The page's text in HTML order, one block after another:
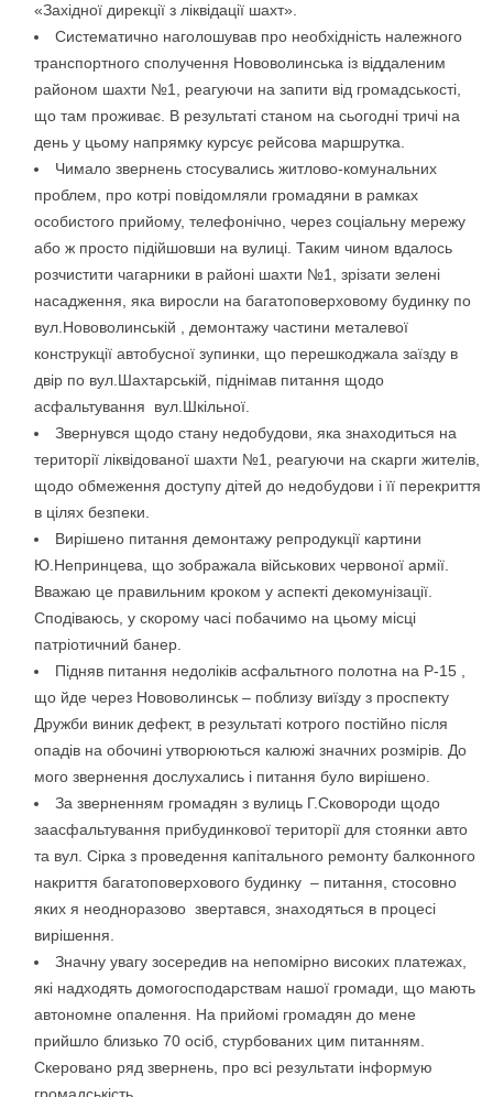
«Західної дирекції з ліквідації шахт».
Систематично наголошував про необхідність належного
транспортного сполучення Нововолинська із віддаленим
районом шахти №1, реагуючи на запити від громадськості,
що там проживає. В результаті станом на сьогодні тричі на
день у цьому напрямку курсує рейсова маршрутка.
Чимало звернень стосувались житлово-комунальних
проблем, про котрі повідомляли громадяни в рамках
особистого прийому, телефонічно, через соціальну мережу
або ж просто підійшовши на вулиці. Таким чином вдалось
розчистити чагарники в районі шахти №1, зрізати зелені
насадження, яка виросли на багатоповерховому будинку по
вул.Нововолинській , демонтажу частини металевої
конструкції автобусної зупинки, що перешкоджала заїзду в
двір по вул.Шахтарській, піднімав питання щодо
асфальтування вул.Шкільної.
Звернувся щодо стану недобудови, яка знаходиться на
території ліквідованої шахти №1, реагуючи на скарги жителів,
щодо обмеження доступу дітей до недобудови і її перекриття
в цілях безпеки.
Вирішено питання демонтажу репродукції картини
Ю.Непринцева, що зображала військових червоної армії.
Вважаю це правильним кроком у аспекті декомунізації.
Сподіваюсь, у скорому часі побачимо на цьому місці
патріотичний банер.
Підняв питання недоліків асфальтного полотна на Р-15 ,
що йде через Нововолинськ – поблизу виїзду з проспекту
Дружби виник дефект, в результаті котрого постійно після
опадів на обочині утворюються калюжі значних розмірів. До
мого звернення дослухались і питання було вирішено.
За зверненням громадян з вулиць Г.Сковороди щодо
заасфальтування прибудинкової території для стоянки авто
та вул. Сірка з проведення капітального ремонту балконного
накриття багатоповерхового будинку – питання, стосовно
яких я неодноразово звертався, знаходяться в процесі
вирішення.
Значну увагу зосередив на непомірно високих платежах,
які надходять домогосподарствам нашої громади, що мають
автономне опалення. На прийомі громадян до мене
прийшло близько 70 осіб, стурбованих цим питанням.
Скеровано ряд звернень, про всі результати інформую